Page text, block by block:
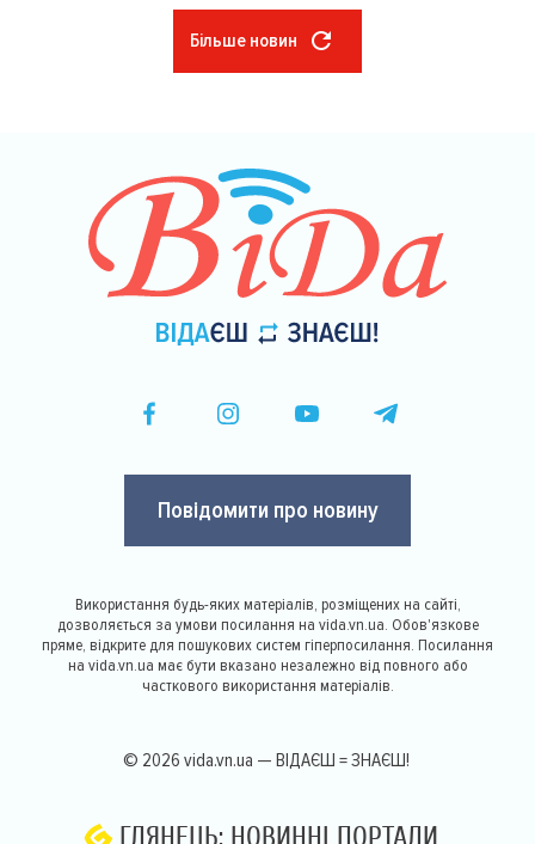
Більше новин
Повідомити про новину
Використання будь-яких матеріалів, розміщених на сайті,
дозволяється за умови посилання на vida.vn.ua. Обов'язкове
пряме, відкрите для пошукових систем гіперпосилання. Посилання
на vida.vn.ua має бути вказано незалежно від повного або
часткового використання матеріалів.
© 2026 vida.vn.ua — ВІДАЄШ = ЗНАЄШ!
ГЛЯНЕЦЬ: НОВИННІ ПОРТАЛИ